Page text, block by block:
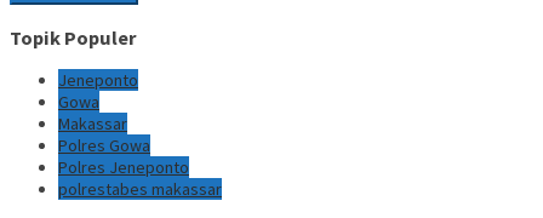
Topik Populer
Jeneponto
Gowa
Makassar
Polres Gowa
Polres Jeneponto
polrestabes makassar